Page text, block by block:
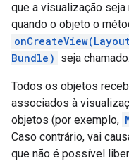
que a visualização
quando o objeto o
Bundle) seja chamado.
Todos os objetos
associados à
objetos (por exemplo,
Caso contrário, vai
que não é possível